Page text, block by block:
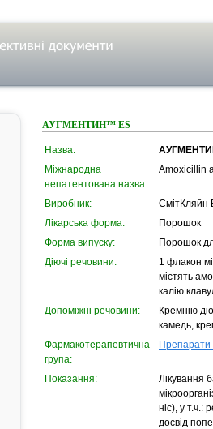
АУГМЕНТИН™ ES
Назва:
Міжнародна
непатентована назва:
Amoxicillin
Виробник:
СмітКляйн
Лікарська форма:
Порошок
Форма випуску:
Порошок
Діючі речовини:
1 флакон
містять
калію
Допоміжні речовини:
Кремнію
камедь,
Фармакотерапевтична
група:
Препарати
Показання:
Лікування
ніс), у т.ч.:
досвід